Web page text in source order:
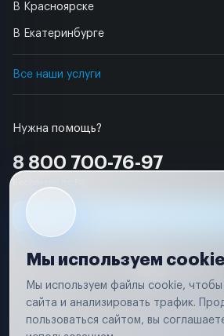
Нужна помощь?
8 800 700-76-97
В Красноярске
В Екатеринбурге
Все наши услуги
Условия
Вся информация, представленная на
Мы используем
Мы используем файлы cookie,
сайта и анализировать трафик.
пользоваться сайтом, вы